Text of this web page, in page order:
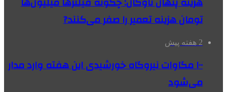
تومان هزینه تعمیر را صفر می‌کنند?
2 هفته پیش
۱۰۰ مگاوات نیروگاه‌ خورشیدی این هفته وارد مدار
می‌شود